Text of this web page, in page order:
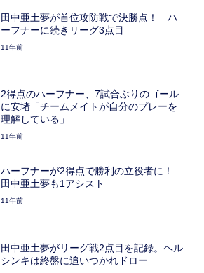
田中亜土夢が首位攻防戦で決勝点！ ハ
ーフナーに続きリーグ3点目
11年前
2得点のハーフナー、7試合ぶりのゴール
に安堵「チームメイトが自分のプレーを
理解している」
11年前
ハーフナーが2得点で勝利の立役者に！
田中亜土夢も1アシスト
11年前
田中亜土夢がリーグ戦2点目を記録。ヘル
シンキは終盤に追いつかれドロー